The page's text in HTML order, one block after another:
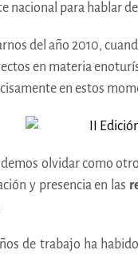
nacional para hablar
del año 2010,
en materia
en estos
olvidar como
y presencia en las
de trabajo ha